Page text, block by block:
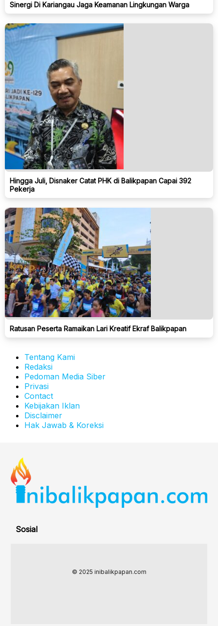
Sinergi Di Kariangau Jaga Keamanan Lingkungan Warga
Hingga Juli, Disnaker Catat PHK di Balikpapan Capai 392
Pekerja
Ratusan Peserta Ramaikan Lari Kreatif Ekraf Balikpapan
Tentang Kami
Redaksi
Pedoman Media Siber
Privasi
Contact
Kebijakan Iklan
Disclaimer
Hak Jawab & Koreksi
Sosial
© 2025 inibalikpapan.com